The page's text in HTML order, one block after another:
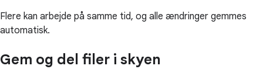
Flere kan arbejde på samme tid, og alle ændringer gemmes
automatisk.
Gem og del filer i skyen